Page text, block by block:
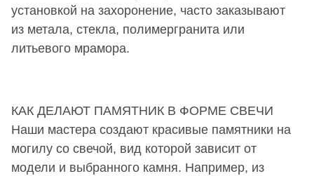
установкой на захоронение, часто заказывают
из метала, стекла, полимергранита или
литьевого мрамора.
КАК ДЕЛАЮТ ПАМЯТНИК В ФОРМЕ СВЕЧИ
Наши мастера создают красивые памятники на
могилу со свечой, вид которой зависит от
модели и выбранного камня. Например, из